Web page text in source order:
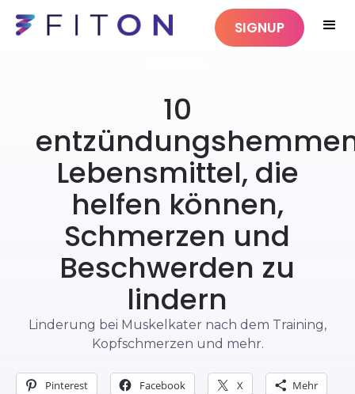
SIGNUP
10
Lebensmittel, die
helfen können,
Schmerzen und
Beschwerden zu
lindern
Linderung bei Muskelkater nach dem Training,
Kopfschmerzen und mehr.
Pinterest Facebook X Mehr